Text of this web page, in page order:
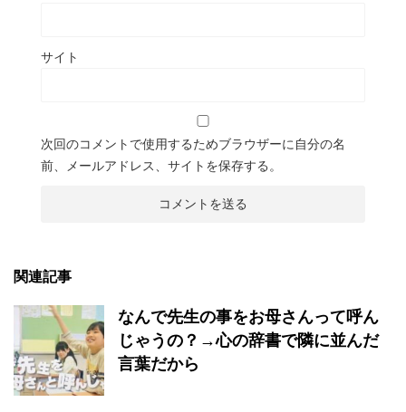
サイト
次回のコメントで使用するためブラウザーに自分の名
前、メールアドレス、サイトを保存する。
関連記事
なんで先生の事をお母さんって呼ん
じゃうの？→心の辞書で隣に並んだ
言葉だから